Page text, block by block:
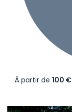
À partir de 100 €